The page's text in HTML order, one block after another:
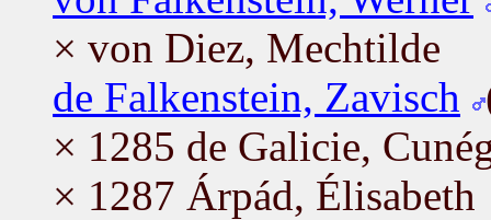
× von Diez, Mechtilde
de Falkenstein, Zavisch
× 1285 de Galicie,
× 1287 Árpád, Élisabeth